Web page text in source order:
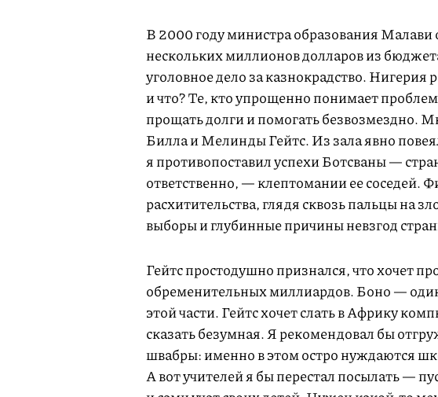
В 2000 году министра образования
нескольких миллионов долларов из
уголовное дело за казнокрадство.
и что? Те, кто упрощенно понимает
прощать долги и помогать безвозмездно.
Билла и Мелинды Гейтс. Из зала явно
я противопоставил успехи Ботсваны —
ответственно, — клептомании ее соседей.
расхитительства, глядя сквозь пальцы на
выборы и глубинные причины невзгод
Гейтс простодушно признался, что хочет
обременительных миллиардов. Боно —
этой части. Гейтс хочет слать в Африку
сказать безумная. Я рекомендовал бы
швабры: именно в этом остро нуждаются
А вот учителей я бы перестал посылать —